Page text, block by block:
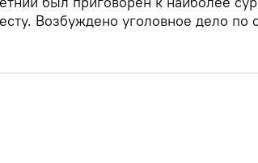
Возбуждено уголовное дело по